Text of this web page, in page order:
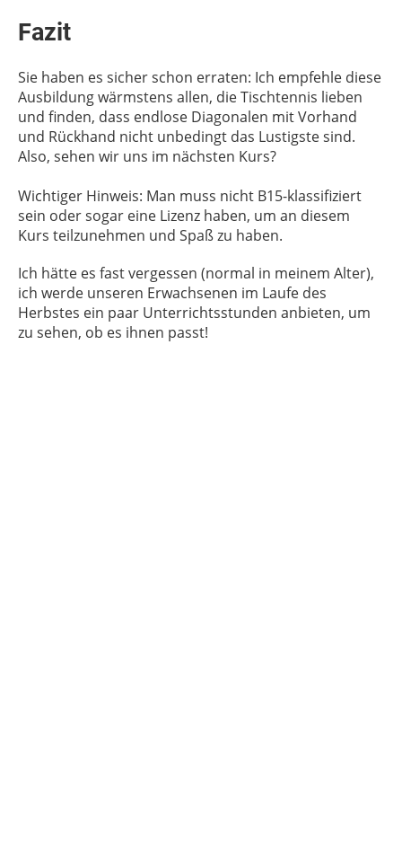
Fazit
Sie haben es sicher schon erraten: Ich empfehle diese
Ausbildung wärmstens allen, die Tischtennis lieben
und finden, dass endlose Diagonalen mit Vorhand
und Rückhand nicht unbedingt das Lustigste sind.
Also, sehen wir uns im nächsten Kurs?
Wichtiger Hinweis: Man muss nicht B15-klassifiziert
sein oder sogar eine Lizenz haben, um an diesem
Kurs teilzunehmen und Spaß zu haben.
Ich hätte es fast vergessen (normal in meinem Alter),
ich werde unseren Erwachsenen im Laufe des
Herbstes ein paar Unterrichtsstunden anbieten, um
zu sehen, ob es ihnen passt!